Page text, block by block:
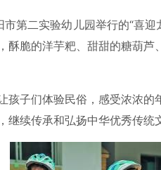
第二实验幼儿园举行的“喜迎
酥脆的洋芋粑、甜甜的糖葫
孩子们体验民俗，感受浓浓
继续传承和弘扬中华优秀传统